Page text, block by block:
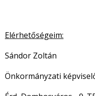
Elérhetőségeim:
Sándor Zoltán
Önkormányzati